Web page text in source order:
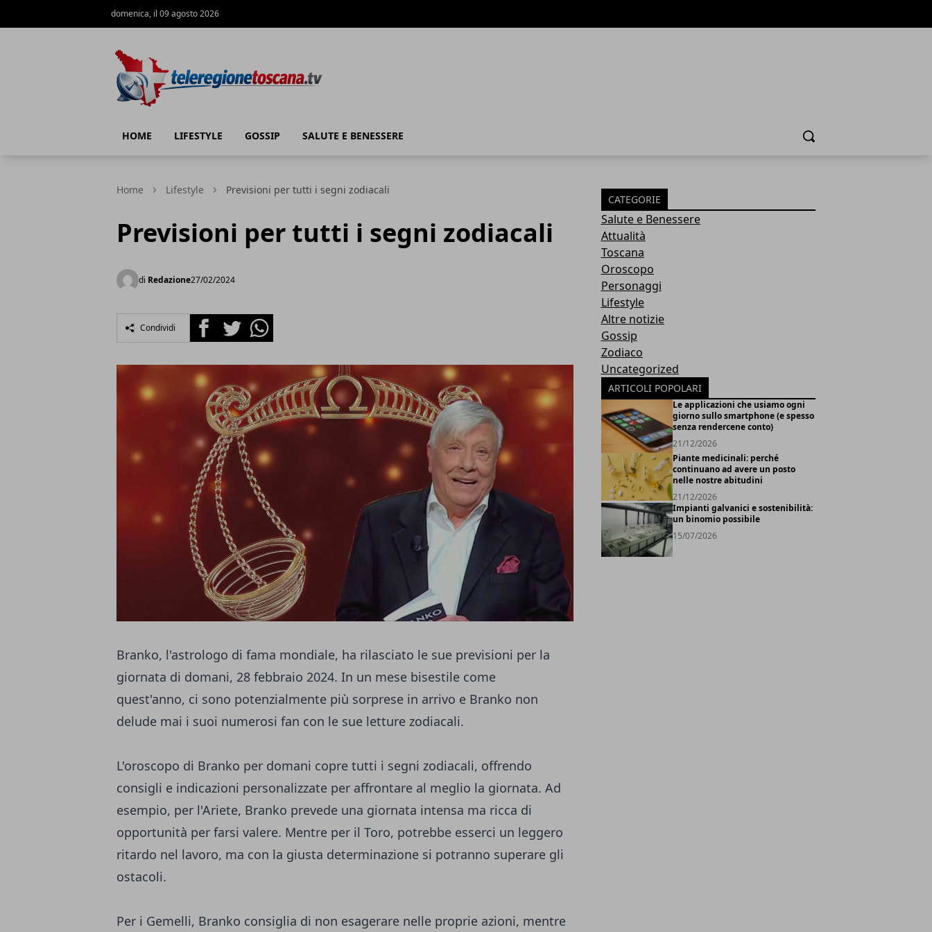
domenica, il 09 agosto 2026
HOME LIFESTYLE GOSSIP SALUTE E BENESSERE Cerca
Home Lifestyle Previsioni per tutti i segni zodiacali
Previsioni per tutti i segni zodiacali
di Redazione27/02/2024
Condividi FacebookTwitterWhatsapp
Branko, l'astrologo di fama mondiale, ha rilasciato le sue previsioni per la
giornata di domani, 28 febbraio 2024. In un mese bisestile come
quest'anno, ci sono potenzialmente più sorprese in arrivo e Branko non
delude mai i suoi numerosi fan con le sue letture zodiacali.
L'oroscopo di Branko per domani copre tutti i segni zodiacali, offrendo
consigli e indicazioni personalizzate per affrontare al meglio la giornata. Ad
esempio, per l'Ariete, Branko prevede una giornata intensa ma ricca di
opportunità per farsi valere. Mentre per il Toro, potrebbe esserci un leggero
ritardo nel lavoro, ma con la giusta determinazione si potranno superare gli
ostacoli.
Per i Gemelli, Branko consiglia di non esagerare nelle proprie azioni, mentre
CATEGORIE
Salute e Benessere
Attualità
Toscana
Oroscopo
Personaggi
Lifestyle
Altre notizie
Gossip
Zodiaco
Uncategorized
ARTICOLI POPOLARI
Le applicazioni che usiamo ogni
giorno sullo smartphone (e spesso
senza rendercene conto)
21/12/2026
Piante medicinali: perché
continuano ad avere un posto
nelle nostre abitudini
21/12/2026
Impianti galvanici e sostenibilità:
un binomio possibile
15/07/2026